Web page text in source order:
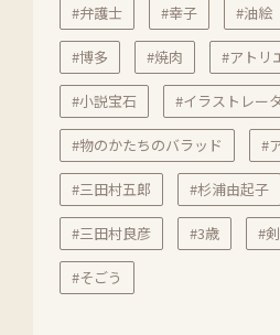
#弁護士 #幸子 #油絵
#博多 #焼肉 #アトリ
#小説宝石 #イラストレー
#物のかたちのバラッド #
#三田村五郎 #杉浦由起子
#三田村良彦 #3歳 #
#そごう